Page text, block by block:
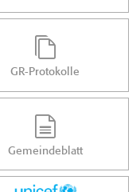
GR-Protokolle
Gemeindeblatt